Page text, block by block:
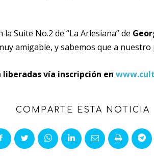
Suite No.2 de “La Arlesiana” de
amigable, y sabemos que a nuestro
vía inscripción en
COMPARTE ESTA NOTICIA